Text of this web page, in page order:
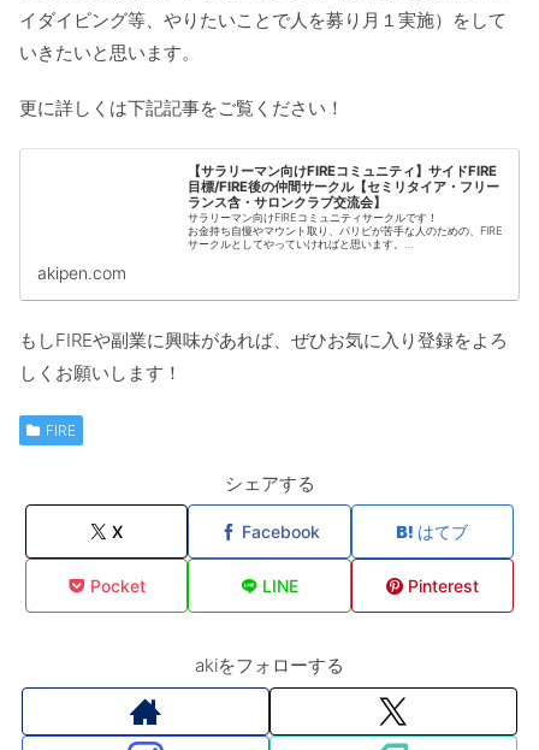
イダイビング等、やりたいことで人を募り月１実施）をして
いきたいと思います。
更に詳しくは下記記事をご覧ください！
【サラリーマン向けFIREコミュニティ】サイドFIRE
目標/FIRE後の仲間サークル【セミリタイア・フリー
ランス含・サロンクラブ交流会】
サラリーマン向けFIREコミュニティサークルです！
お金持ち自慢やマウント取り、パリピが苦手な人のための、FIRE
サークルとしてやっていければと思います。
・「パリピなどギラギラした人やビジネスでの繋がりが、苦手な
す。
akipen.com
もしFIREや副業に興味があれば、ぜひお気に入り登録をよろ
しくお願いします！
FIRE
シェアする
X Facebook はてブ
Pocket LINE Pinterest
akiをフォローする